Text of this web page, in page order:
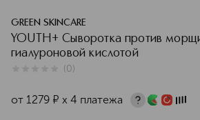
GREEN SKINCARE
YOUTH+ Сыворотка против
гиалуроновой кислотой
(0)
от 1279 ¤ х 4 платежа